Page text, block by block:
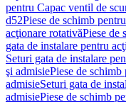
pentru Capac ventil de
d52Piese de schimb
acţionare rotativăPiese de
gata de instalare pentru
Seturi gata de instalare
şi admisiePiese de
admisieSeturi gata de
admisiePiese de schimb